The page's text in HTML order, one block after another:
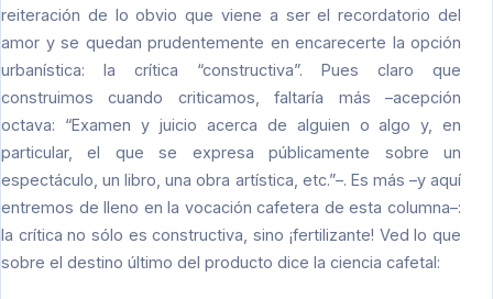
reiteración de lo obvio que viene a ser el recordatorio del
amor y se quedan prudentemente en encarecerte la opción
urbanística: la crítica “constructiva”. Pues claro que
construimos cuando criticamos, faltaría más –acepción
octava: “Examen y juicio acerca de alguien o algo y, en
particular, el que se expresa públicamente sobre un
espectáculo, un libro, una obra artística, etc.”–. Es más –y aquí
entremos de lleno en la vocación cafetera de esta columna–:
la crítica no sólo es constructiva, sino ¡fertilizante! Ved lo que
sobre el destino último del producto dice la ciencia cafetal: